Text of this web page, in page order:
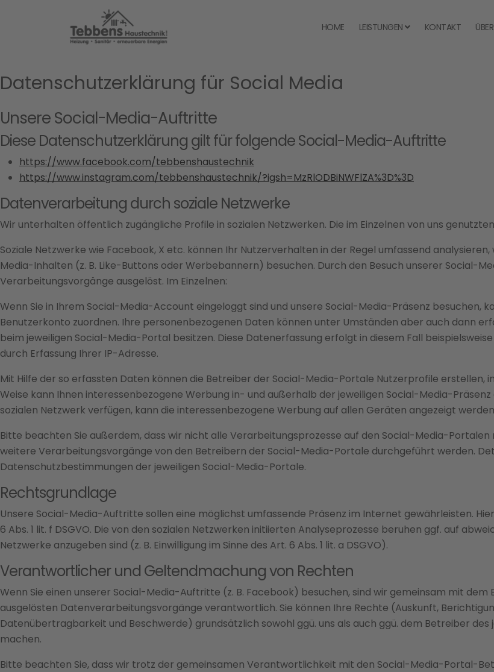
HOME LEISTUNGEN KONTAKT
Datenschutz­erklärung für Social Media
Unsere Social-Media-Auftritte
Diese Datenschutzerklärung gilt für folgende Social-Media-Auftritte
https://www.facebook.com/tebbenshaustechnik
https://www.instagram.com/tebbenshaustechnik/?igsh=MzRlODBiNWFlZA%3D%3D
Datenverarbeitung durch soziale Netzwerke
Wir unterhalten öffentlich zugängliche Profile in sozialen Netzwerken. Die im Einzelnen von uns
Soziale Netzwerke wie Facebook, X etc. können Ihr Nutzerverhalten in der Regel umfassend
Media-Inhalten (z. B. Like-Buttons oder Werbebannern) besuchen. Durch den Besuch unserer Social-
Verarbeitungsvorgänge ausgelöst. Im Einzelnen:
Wenn Sie in Ihrem Social-Media-Account eingeloggt sind und unsere Social-Media-Präsenz besuchen,
Benutzerkonto zuordnen. Ihre personenbezogenen Daten können unter Umständen aber auch dann
beim jeweiligen Social-Media-Portal besitzen. Diese Datenerfassung erfolgt in diesem Fall
durch Erfassung Ihrer IP-Adresse.
Mit Hilfe der so erfassten Daten können die Betreiber der Social-Media-Portale Nutzerprofile erstellen,
Weise kann Ihnen interessenbezogene Werbung in- und außerhalb der jeweiligen Social-Media-
sozialen Netzwerk verfügen, kann die interessenbezogene Werbung auf allen Geräten angezeigt
Bitte beachten Sie außerdem, dass wir nicht alle Verarbeitungsprozesse auf den Social-Media-
weitere Verarbeitungsvorgänge von den Betreibern der Social-Media-Portale durchgeführt werden.
Datenschutzbestimmungen der jeweiligen Social-Media-Portale.
Rechtsgrundlage
Unsere Social-Media-Auftritte sollen eine möglichst umfassende Präsenz im Internet gewährleisten.
6 Abs. 1 lit. f DSGVO. Die von den sozialen Netzwerken initiierten Analyseprozesse beruhen ggf. auf
Netzwerke anzugeben sind (z. B. Einwilligung im Sinne des Art. 6 Abs. 1 lit. a DSGVO).
Verantwortlicher und Geltendmachung von Rechten
Wenn Sie einen unserer Social-Media-Auftritte (z. B. Facebook) besuchen, sind wir gemeinsam mit
ausgelösten Datenverarbeitungsvorgänge verantwortlich. Sie können Ihre Rechte (Auskunft,
Datenübertragbarkeit und Beschwerde) grundsätzlich sowohl ggü. uns als auch ggü. dem Betreiber
machen.
Bitte beachten Sie, dass wir trotz der gemeinsamen Verantwortlichkeit mit den Social-Media-Portal-